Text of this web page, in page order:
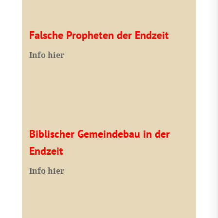
Falsche Propheten der Endzeit
Info hier
Biblischer Gemeindebau in der
Endzeit
Info hier